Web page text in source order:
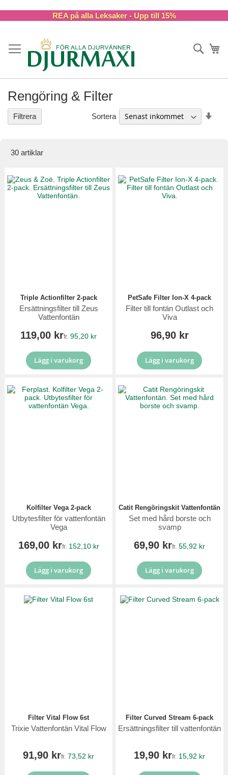
REA på alla Leksaker - Upp till 15%
Sök
Rengöring & Filter
Filtrera
30 artiklar
Sortera
Triple Actionfilter 2-pack
Ersättningsfilter till Zeus
Vattenfontän
119,00 krfr. 95,20 kr
Lägg i varukorg
PetSafe Filter Ion-X 4-pack
Filter till fontän Outlast och
Viva
96,90 kr
Lägg i varukorg
Kolfilter Vega 2-pack
Utbytesfilter för vattenfontän
Vega
169,00 krfr. 152,10 kr
Lägg i varukorg
Catit Rengöringskit Vattenfontän
Set med hård borste och
svamp
69,90 krfr. 55,92 kr
Lägg i varukorg
Filter Vital Flow 6st
Trixie Vattenfontän Vital Flow
91,90 krfr. 73,52 kr
Filter Curved Stream 6-pack
Ersättningsfilter till vattenfontän
19,90 krfr. 15,92 kr